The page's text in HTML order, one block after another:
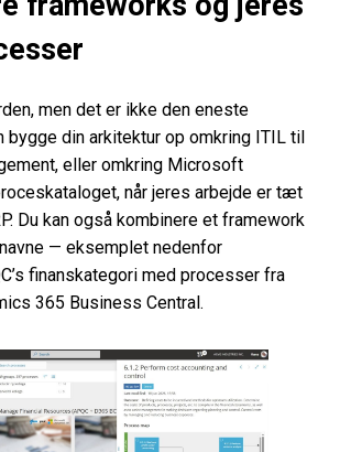
men det er ikke den eneste
bygge din arkitektur op omkring ITIL til
eller omkring Microsoft
når jeres arbejde er tæt
Du kan også kombinere et framework
— eksemplet nedenfor
finanskategori med processer fra
365 Business Central.